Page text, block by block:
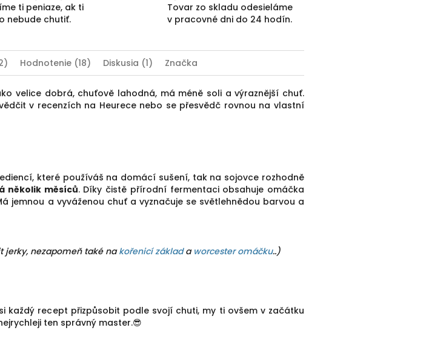
ti peniaze, ak ti
nebude chutiť.
Tovar zo skladu odesieláme
v pracovné dni do 24 hodín.
Hodnotenie (18) Diskusia (1) Značka
velice dobrá, chuťově lahodná, má méně soli a výraznější chuť.
v recenzích na Heurece nebo se přesvědč rovnou na vlastní
které používáš na domácí sušení, tak na sojovce rozhodně
několik měsíců. Díky čistě přírodní fermentaci obsahuje omáčka
jemnou a vyváženou chuť a vyznačuje se světlehnědou barvou a
jerky, nezapomeň také nakořenicí základa worcester omáčku..)
každý recept přizpůsobit podle svojí chuti, my ti ovšem v začátku
ten správný master.😎